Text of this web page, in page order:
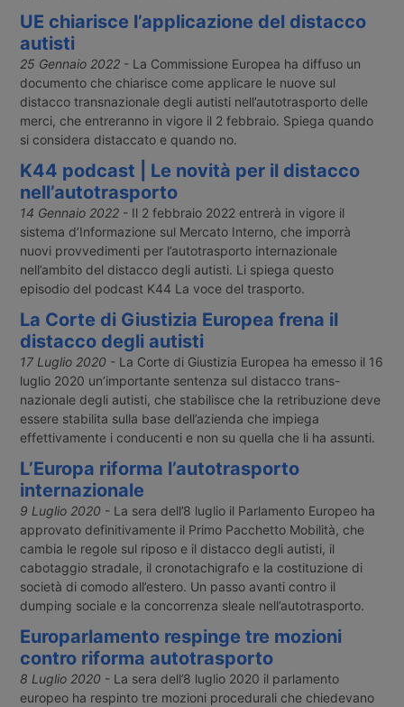
UE chiarisce l’applicazione del distacco
autisti
25 Gennaio 2022- La Commissione Europea ha diffuso un
documento che chiarisce come applicare le nuove sul
distacco transnazionale degli autisti nell’autotrasporto delle
merci, che entreranno in vigore il 2 febbraio. Spiega quando
si considera distaccato e quando no.
K44 podcast | Le novità per il distacco
nell’autotrasporto
14 Gennaio 2022- Il 2 febbraio 2022 entrerà in vigore il
sistema d’Informazione sul Mercato Interno, che imporrà
nuovi provvedimenti per l’autotrasporto internazionale
nell’ambito del distacco degli autisti. Li spiega questo
episodio del podcast K44 La voce del trasporto.
La Corte di Giustizia Europea frena il
distacco degli autisti
17 Luglio 2020 - La Corte di Giustizia Europea ha emesso il 16
luglio 2020 un’importante sentenza sul distacco trans-
nazionale degli autisti, che stabilisce che la retribuzione deve
essere stabilita sulla base dell’azienda che impiega
effettivamente i conducenti e non su quella che li ha assunti.
L’Europa riforma l’autotrasporto
internazionale
9 Luglio 2020 - La sera dell’8 luglio il Parlamento Europeo ha
approvato definitivamente il Primo Pacchetto Mobilità, che
cambia le regole sul riposo e il distacco degli autisti, il
cabotaggio stradale, il cronotachigrafo e la costituzione di
società di comodo all’estero. Un passo avanti contro il
dumping sociale e la concorrenza sleale nell’autotrasporto.
Europarlamento respinge tre mozioni
contro riforma autotrasporto
8 Luglio 2020 - La sera dell’8 luglio 2020 il parlamento
europeo ha respinto tre mozioni procedurali che chiedevano